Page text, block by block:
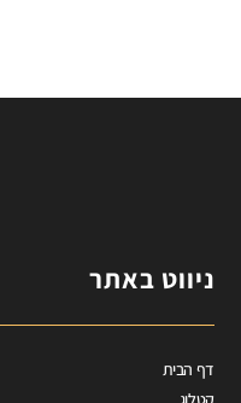
ניווט באתר
דף הבית